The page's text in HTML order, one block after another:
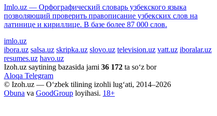
Imlo.uz — Орфографический словарь узбекского языка
позволяющий проверить правописание узбекских слов на
латинице и кириллице. В базе более 87 000 слов.
imlo.uz
ibora.uz salsa.uz skripka.uz slovo.uz television.uz vatt.uz iboralar.uz
resumes.uz havo.uz
Izoh.uz saytining bazasida jami 36 172 ta so‘z bor
Aloqa Telegram
© Izoh.uz — O‘zbek tilining izohli lug‘ati, 2014–2026
Obuna va GoodGroup loyihasi. 18+